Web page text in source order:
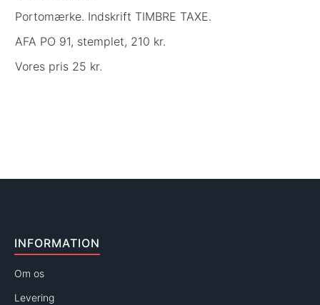
Portomærke. Indskrift TIMBRE TAXE.
AFA PO 91, stemplet, 210 kr.
Vores pris 25 kr.
INFORMATION
Om os
Levering